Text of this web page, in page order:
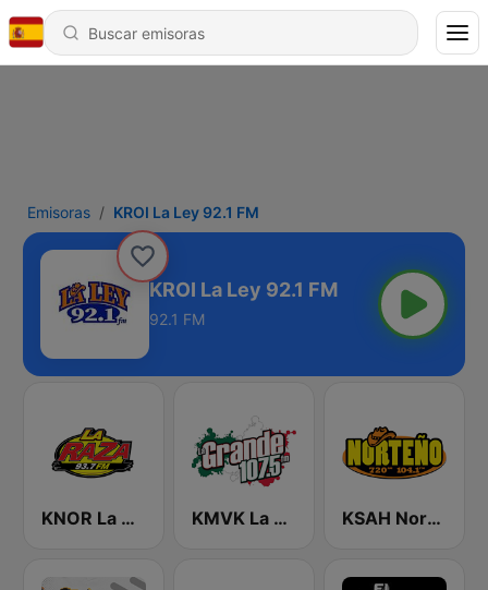
Emisoras KROI La Ley 92.1 FM
KROI La Ley 92.1 FM
92.1 FM
KNOR La Raza 93.7 (US Only) KMVK La Grande 107.5 FM KSAH Norteño 720 y 104.1